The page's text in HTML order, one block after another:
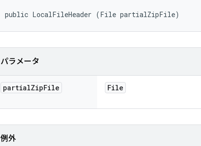
public LocalFileHeader (File partialZipFile)
パラメータ
partialZipFile File
例外